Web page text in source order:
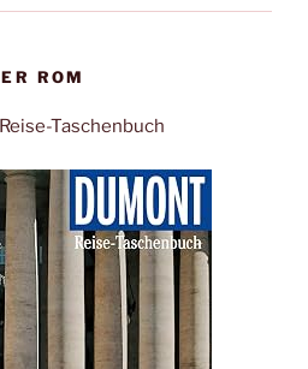
ROM
Taschenbuch